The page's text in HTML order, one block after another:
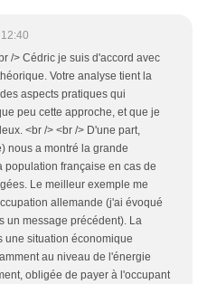
/> Cédric je suis d'accord avec
Votre analyse tient la
aspects pratiques qui
peu cette approche, et que je
<br /> <br /> D'une part,
nous a montré la grande
population française en cas de
Le meilleur exemple me
allemande (j'ai évoqué
un message précédent). La
une situation économique
au niveau de l'énergie
obligée de payer à l'occupant